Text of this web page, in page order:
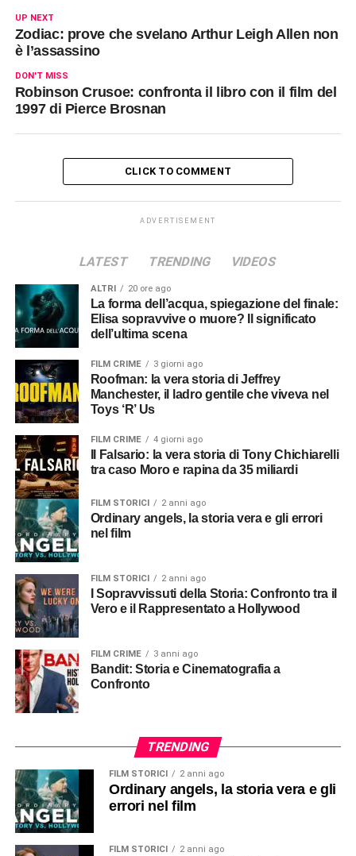
UP NEXT
Zodiac: prove che svelano Arthur Leigh Allen non
è l’assassino
DON'T MISS
Robinson Crusoe: confronta il libro con il film del
1997 di Pierce Brosnan
CLICK TO COMMENT
ADVERTISEMENT
LATEST TRENDING VIDEOS
ALTRI 20 ore ago
La forma dell’acqua, spiegazione del finale:
Elisa sopravvive o muore? Il significato
dell’ultima scena
FILM CRIME 3 giorni ago
Roofman: la vera storia di Jeffrey
Manchester, il ladro gentile che viveva nel
Toys ‘R’ Us
FILM CRIME 4 giorni ago
tra caso Moro e rapina da 35 miliardi
FILM STORICI 2 anni ago
Ordinary angels, la storia vera e gli errori
nel film
FILM STORICI 2 anni ago
Vero e il Rappresentato a Hollywood
FILM CRIME 3 anni ago
Bandit: Storia e Cinematografia a
Confronto
TRENDING
FILM STORICI 2 anni ago
Ordinary angels, la storia vera e gli
errori nel film
FILM STORICI 2 anni ago